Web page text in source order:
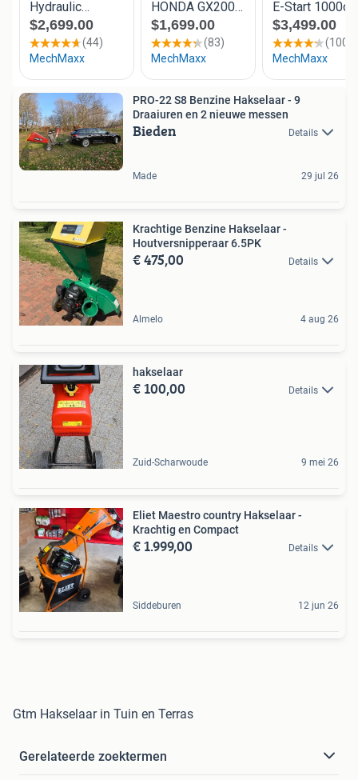
PRO-22 S8 Benzine Hakselaar - 9
Draaiuren en 2 nieuwe messen
Bieden Details
Made 29 jul 26
Krachtige Benzine Hakselaar -
Houtversnipperaar 6.5PK
€ 475,00 Details
Almelo 4 aug 26
hakselaar
€ 100,00 Details
Zuid-Scharwoude 9 mei 26
Eliet Maestro country Hakselaar -
Krachtig en Compact
€ 1.999,00 Details
Siddeburen 12 jun 26
Gtm Hakselaar in Tuin en Terras
Gerelateerde zoektermen